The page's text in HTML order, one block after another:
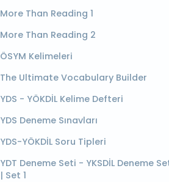
More Than Reading 1
More Than Reading 2
ÖSYM Kelimeleri
The Ultimate Vocabulary Builder
YDS - YÖKDİL Kelime Defteri
YDS Deneme Sınavları
YDS-YÖKDİL Soru Tipleri
YDT Deneme Seti - YKSDİL Deneme
| Set 1